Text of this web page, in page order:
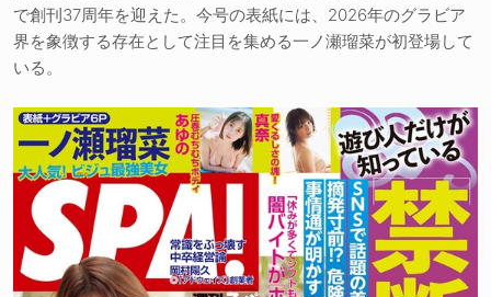
で創刊37周年を迎えた。今号の表紙には、2026年のグラビア
界を象徴する存在として注目を集める一ノ瀬瑠菜が初登場して
いる。